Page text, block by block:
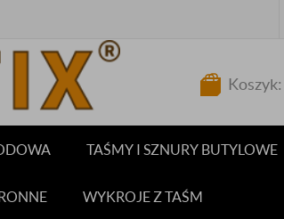
Koszyk:
TAŚMY I SZNURY BUTYLOWE
WYKROJE Z TAŚM